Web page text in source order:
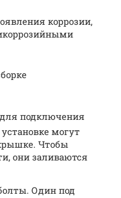
коррозии,
подключения
могут
Чтобы
они заливаются
Один под